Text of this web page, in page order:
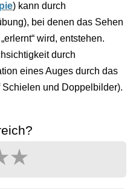
) kann durch
bei denen das Sehen
wird, entstehen.
durch
eines Auges durch das
und Doppelbilder).